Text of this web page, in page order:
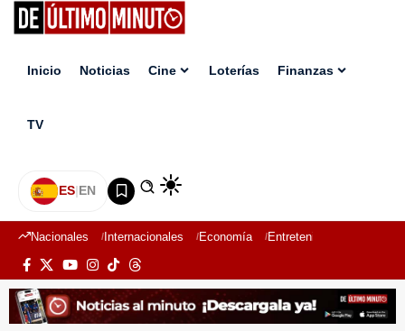
Inicio Noticias Cine Loterías Finanzas
TV
ES|EN
Nacionales Internacionales Economía Entretenimiento